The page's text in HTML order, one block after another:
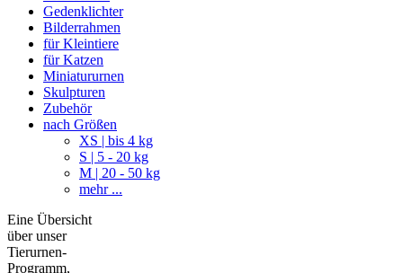
Gedenklichter
Bilderrahmen
für Kleintiere
für Katzen
Miniatururnen
Skulpturen
Zubehör
nach Größen
XS | bis 4 kg
S | 5 - 20 kg
M | 20 - 50 kg
mehr ...
Eine Übersicht
über unser
Tierurnen-
Programm,